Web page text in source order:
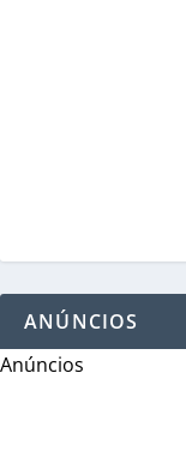
ANÚNCIOS
Anúncios